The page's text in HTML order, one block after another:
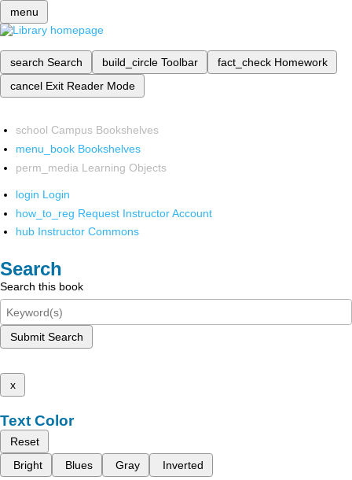
menu
search Search build_circle Toolbar fact_check Homework
cancel Exit Reader Mode
school Campus Bookshelves
menu_book Bookshelves
perm_media Learning Objects
login Login
how_to_reg Request Instructor Account
hub Instructor Commons
Search
Search this book
Submit Search
x
Text Color
Reset
Bright
Blues Gray Inverted